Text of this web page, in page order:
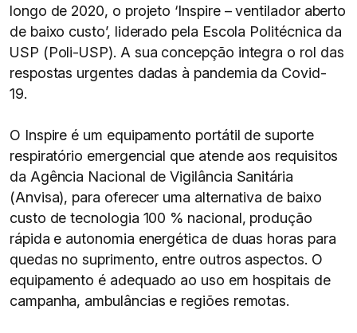
longo de 2020, o projeto ‘Inspire – ventilador aberto
de baixo custo’, liderado pela Escola Politécnica da
USP (Poli-USP). A sua concepção integra o rol das
respostas urgentes dadas à pandemia da Covid-
19.
O Inspire é um equipamento portátil de suporte
respiratório emergencial que atende aos requisitos
da Agência Nacional de Vigilância Sanitária
(Anvisa), para oferecer uma alternativa de baixo
custo de tecnologia 100 % nacional, produção
rápida e autonomia energética de duas horas para
quedas no suprimento, entre outros aspectos. O
equipamento é adequado ao uso em hospitais de
campanha, ambulâncias e regiões remotas.